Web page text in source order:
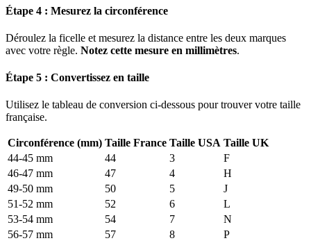
Étape 4 : Mesurez la circonférence
Déroulez la ficelle et mesurez la distance entre les deux marques
avec votre règle. Notez cette mesure en millimètres.
Étape 5 : Convertissez en taille
Utilisez le tableau de conversion ci-dessous pour trouver votre taille
française.
Circonférence (mm) Taille France Taille USA Taille UK
44-45 mm
44 3
F
46-47 mm
47 4
H
49-50 mm
50 5
J
51-52 mm
52 6
L
53-54 mm
54 7
N
56-57 mm
57 8
P